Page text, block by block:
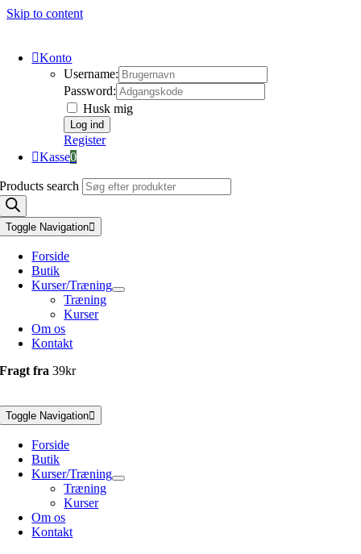
Skip to content
Konto
Username:
Password:
Husk mig
Register
Kasse0
Products search
Toggle Navigation
Forside
Butik
Kurser/Træning
Træning
Kurser
Om os
Kontakt
Fragt fra39kr
Toggle Navigation
Forside
Butik
Kurser/Træning
Træning
Kurser
Om os
Kontakt